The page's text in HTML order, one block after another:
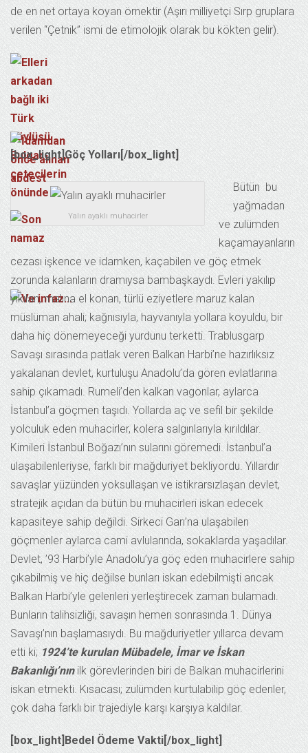
de en net ortaya koyan örnektir (Aşırı milliyetçi Sırp gruplara
verilen “Çetnik” ismi de etimolojik olarak bu kökten gelir).
[box_light]Göç Yolları[/box_light]
Yalın ayaklı muhacirler
Bütün bu
yağmadan
ve zulümden
kaçamayanların
cezası işkence ve idamken, kaçabilen ve göç etmek
zorunda kalanların dramıysa bambaşkaydı. Evleri yakılıp
yıkılan, malına el konan, türlü eziyetlere maruz kalan
müslüman ahali; kağnısıyla, hayvanıyla yollara koyuldu, bir
daha hiç dönemeyeceği yurdunu terketti. Trablusgarp
Savaşı sırasında patlak veren Balkan Harbi’ne hazırlıksız
yakalanan devlet, kurtuluşu Anadolu’da gören evlatlarına
sahip çıkamadı. Rumeli’den kalkan vagonlar, aylarca
İstanbul’a göçmen taşıdı. Yollarda aç ve sefil bir şekilde
yolculuk eden muhacirler, kolera salgınlarıyla kırıldılar.
Kimileri İstanbul Boğazı’nın sularını göremedi. İstanbul’a
ulaşabilenleriyse, farklı bir mağduriyet bekliyordu. Yıllardır
savaşlar yüzünden yoksullaşan ve istikrarsızlaşan devlet,
stratejik açıdan da bütün bu muhacirleri iskan edecek
kapasiteye sahip değildi. Sirkeci Garı’na ulaşabilen
göçmenler aylarca cami avlularında, sokaklarda yaşadılar.
Devlet, ’93 Harbi’yle Anadolu’ya göç eden muhacirlere sahip
çıkabilmiş ve hiç değilse bunları iskan edebilmişti ancak
Balkan Harbi’yle gelenleri yerleştirecek zaman bulamadı.
Bunların talihsizliği, savaşın hemen sonrasında 1. Dünya
Savaşı’nın başlamasıydı. Bu mağduriyetler yıllarca devam
etti ki; 1924’te kurulan Mübadele, İmar ve İskan
Bakanlığı’nınilk görevlerinden biri de Balkan muhacirlerini
iskan etmekti. Kısacası; zulümden kurtulabilip göç edenler,
çok daha farklı bir trajediyle karşı karşıya kaldılar.
[box_light]Bedel Ödeme Vakti[/box_light]